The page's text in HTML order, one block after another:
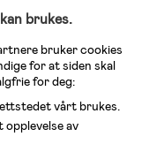
KidKraft, Ergobaby, Philips
brukes.
bruker cookies
for at siden skal
for deg:
vårt brukes.
av